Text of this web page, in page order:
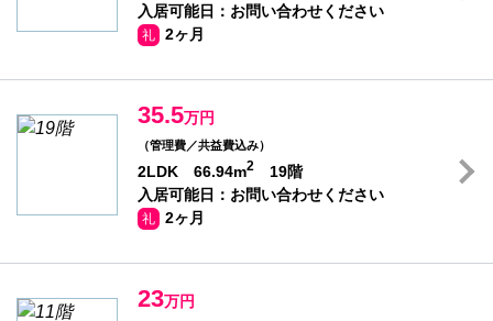
入居可能日：お問い合わせください
礼 2ヶ月
35.5万円
（管理費／共益費込み）
2LDK 66.94m2
19階
入居可能日：お問い合わせください
礼 2ヶ月
23万円